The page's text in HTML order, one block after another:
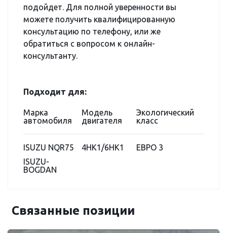
подойдет. Для полной уверенности вы
можете получить квалифицированную
консультацию по телефону, или же
обратиться с вопросом к онлайн-
консультанту.
Подходит для:
Марка
автомобиля
Модель
двигателя
Экологический
класс
ISUZU NQR75
ISUZU-
BOGDAN
4HK1/6HK1 ЕВРО 3
Связанные позиции